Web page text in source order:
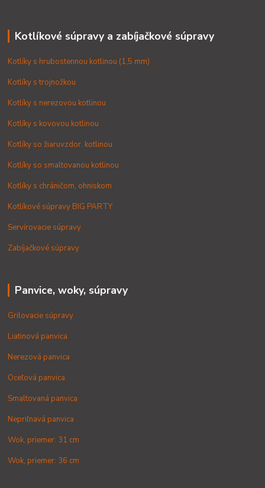
Kotlíkové súpravy a zabíjačkové súpravy
Kotlíky s hrubostennou kotlinou (1,5 mm)
Kotlíky s trojnožkou
Kotlíky s nerezovou kotlinou
Kotlíky s kovovou kotlinou
Kotlíky so žiaruvzdor. kotlinou
Kotlíky so smaltovanou kotlinou
Kotlíky s chráničom, ohniskom
Kotlíkové súpravy BIG PARTY
Servírovacie súpravy
Zabíjačkové súpravy
Panvice, woky, súpravy
Grilovacie súpravy
Liatinová panvica
Nerezová panvica
Oceľová panvica
Smaltovaná panvica
Nepriľnavá panvica
Wok, priemer: 31 cm
Wok, priemer: 36 cm